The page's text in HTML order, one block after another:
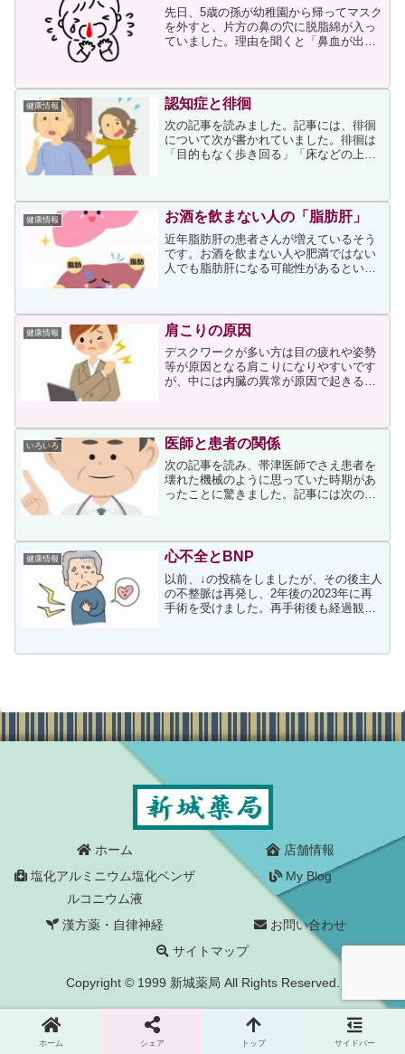
先日、5歳の孫が幼稚園から帰ってマスク
を外すと、片方の鼻の穴に脱脂綿が入っ
ていました。理由を聞くと「鼻血が出た
いていませんでした。出血も少なかった
ようですし、その後も鼻...
健康情報 認知症と徘徊
次の記事を読みました。記事には、徘徊
について次が書かれていました。徘徊は
「目的もなく歩き回る」「床などの上で
れ、転倒や脱水症状、低体温症など、
様々な危険が伴います。記事は...
健康情報 お酒を飲まない人の「脂肪肝」
近年脂肪肝の患者さんが増えているそう
です。お酒を飲まない人や肥満ではない
人でも脂肪肝になる可能性があるという
リニック院長・川本徹医師は、脂肪肝に
ついて次のように解説して...
健康情報 肩こりの原因
デスクワークが多い方は目の疲れや姿勢
等が原因となる肩こりになりやすいです
が、中には内臓の異常が原因で起きる肩
やすく書かれた記事がありました。記事
を読んで初めて知ったので...
いろいろ 医師と患者の関係
次の記事を読み、帯津医師でさえ患者を
壊れた機械のように思っていた時期があ
ったことに驚きました。記事には次のよ
もりが、成り行きで外科の医局に入って
しまい、まずは手術の...
健康情報 心不全とBNP
以前、↓の投稿をしましたが、その後主人
の不整脈は再発し、2年後の2023年に再
手術を受けました。再手術後も経過観察
主治医は「緊急に手術が必要という状況
ホーム
店舗情報
塩化アルミニウム塩化ベンザ
ルコニウム液
My Blog
漢方薬・自律神経
お問い合わせ
サイトマップ
Copyright © 1999 新城薬局 All Rights Reserved.
ホーム シェア トップ サイドバー